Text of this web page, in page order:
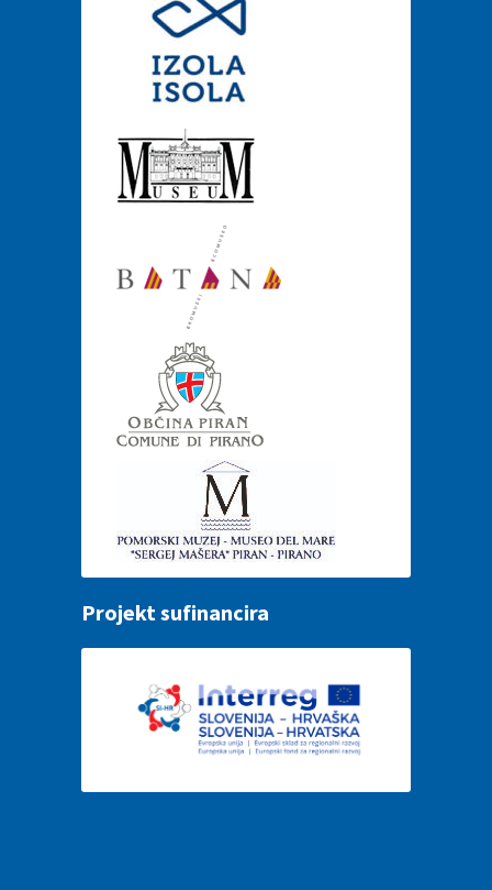
Projekt sufinancira